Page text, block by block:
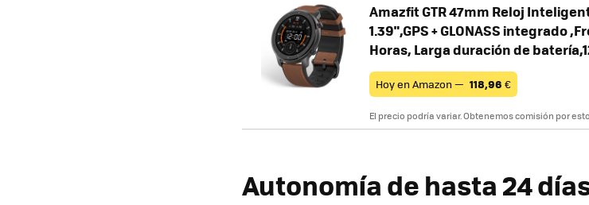
Amazfit GTR 47mm Reloj
1.39",GPS + GLONASS integrado
Horas, Larga duración de
Hoy en Amazon — 118,96 €
El precio podría variar. Obtenemos comisión por
Autonomía de hasta 24